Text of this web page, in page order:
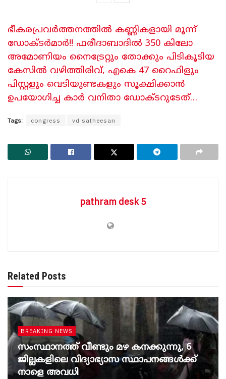
ഭീകരപ്രവർത്തനത്തിൽ കണ്ണികളായി മൂന്ന്
ഡോക്ടർമാർ!! ഫരീദാബാദിൽ 350 കിലോ
അമോണിയം നൈട്രേറ്റും തോക്കും പിടികൂടിയ
കേസിൽ വഴിത്തിരിവ്, എകെ 47 റൈഫിളും
പിസ്റ്റളും വെടിയുണ്ടകളും സൂക്ഷിക്കാൻ
ഉപയോഗിച്ച കാർ വനിതാ ഡോക്ടറുടേത്…
Tags: congress vd satheesan
pathram desk 5
Related Posts
BREAKING NEWS
സംസ്ഥാനത്ത് വീണ്ടും മഴ കനക്കുന്നു, 6
ജില്ലകളിലെ വിദ്യാഭ്യാസ സ്ഥാപനങ്ങൾക്ക്
നാളെ അവധി